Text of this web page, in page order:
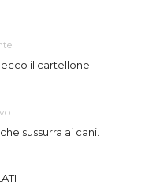
il cartellone.
sussurra ai cani.